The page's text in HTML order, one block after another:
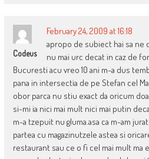
Codeus
February 24, 2009 at 16:18
apropo de subiect hai sa ne
nu mai urc decat in caz de
Bucuresti acu vreo 10 ani m-a dus
pana in intersectia de pe Stefan cel
obor parca nu stiu exact da oricum
si-mi ia nici mai mult nici mai putin
m-a tzepuit nu gluma.asa ca m-am
partea cu magazinutzele astea si
restaurant sau ce o fi cel mai mult ma